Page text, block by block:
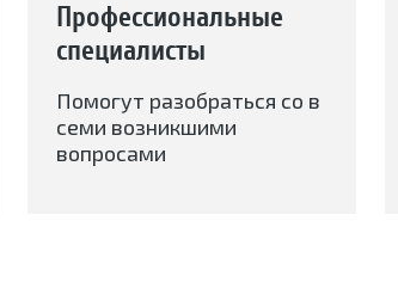
Профессиональные
специалисты
Помогут разобраться со в
семи возникшими
вопросами